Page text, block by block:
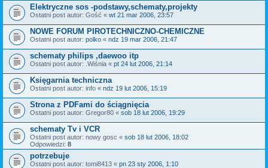
Elektryczne sos -podstawy,schematy,projekty
Ostatni post autor: Gość « wt 21 mar 2006, 23:57
NOWE FORUM PIROTECHNICZNO-CHEMICZNE
Ostatni post autor: polko « ndz 19 mar 2006, 21:47
schematy philips ,daewoo itp
Ostatni post autor: .Wiśnia « pt 24 lut 2006, 21:14
Księgarnia techniczna
Ostatni post autor: info « ndz 19 lut 2006, 15:19
Strona z PDFami do ściągnięcia
Ostatni post autor: Gregor80 « sob 18 lut 2006, 19:29
schematy Tv i VCR
Ostatni post autor: nowy gosc « sob 18 lut 2006, 18:02
Odpowiedzi: 8
potrzebuje
Ostatni post autor: tomi8413 « pn 23 sty 2006, 1:10